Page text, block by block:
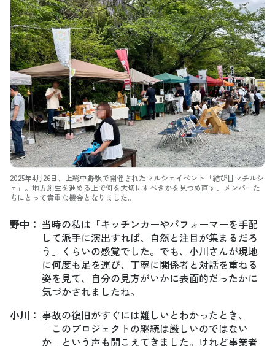
2025年4月26日、上総中野駅で開催されたマルシェイベント「結び目マチルシ
ェ」。地方創生を進める上で何を大切にすべきかを見つめ直す、メンバーた
ちにとって貴重な機会となりました。
野中 ： 当時の私は「キッチンカーやパフォーマーを手配
して派手に演出すれば、自然と注目が集まるだろ
う」くらいの感覚でした。でも、小川さんが現地
に何度も足を運び、丁寧に関係者と対話を重ねる
姿を見て、自分の見方がいかに表面的だったかに
気づかされましたね。
小川 ： 事故の復旧がすぐには難しいとわかったとき、
「このプロジェクトの継続は厳しいのではない
か」という声も聞こえてきました。けれど事業者